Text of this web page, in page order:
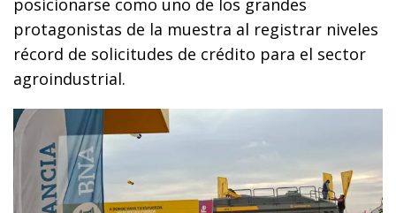
posicionarse como uno de los grandes
protagonistas de la muestra al registrar niveles
récord de solicitudes de crédito para el sector
agroindustrial.